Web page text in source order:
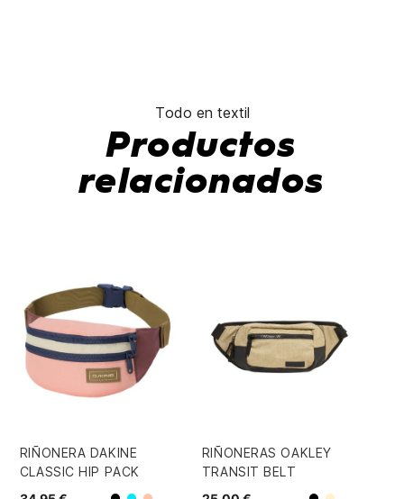
Todo en textil
Productos
relacionados
RIÑONERA DAKINE
CLASSIC HIP PACK
RIÑONERAS OAKLEY
TRANSIT BELT